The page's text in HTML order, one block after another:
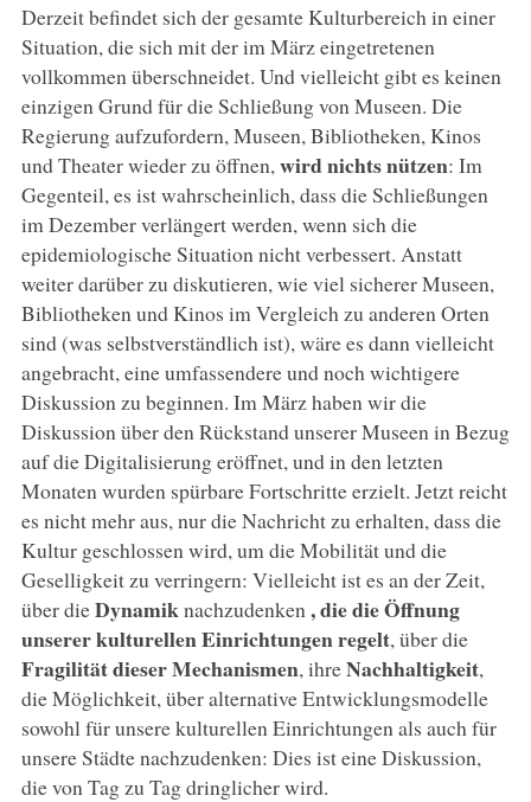
Derzeit befindet sich der gesamte Kulturbereich in einer
Situation, die sich mit der im März eingetretenen
vollkommen überschneidet. Und vielleicht gibt es keinen
einzigen Grund für die Schließung von Museen. Die
Regierung aufzufordern, Museen, Bibliotheken, Kinos
und Theater wieder zu öffnen, wird nichts nützen: Im
Gegenteil, es ist wahrscheinlich, dass die Schließungen
im Dezember verlängert werden, wenn sich die
epidemiologische Situation nicht verbessert. Anstatt
weiter darüber zu diskutieren, wie viel sicherer Museen,
Bibliotheken und Kinos im Vergleich zu anderen Orten
sind (was selbstverständlich ist), wäre es dann vielleicht
angebracht, eine umfassendere und noch wichtigere
Diskussion zu beginnen. Im März haben wir die
Diskussion über den Rückstand unserer Museen in Bezug
auf die Digitalisierung eröffnet, und in den letzten
Monaten wurden spürbare Fortschritte erzielt. Jetzt reicht
es nicht mehr aus, nur die Nachricht zu erhalten, dass die
Kultur geschlossen wird, um die Mobilität und die
Geselligkeit zu verringern: Vielleicht ist es an der Zeit,
über dieDynamiknachzudenken , die die Öffnung
unserer kulturellen Einrichtungen regelt, über die
Fragilität dieser Mechanismen, ihreNachhaltigkeit,
die Möglichkeit, über alternative Entwicklungsmodelle
sowohl für unsere kulturellen Einrichtungen als auch für
unsere Städte nachzudenken: Dies ist eine Diskussion,
die von Tag zu Tag dringlicher wird.